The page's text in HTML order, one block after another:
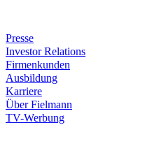
Presse
Investor Relations
Firmenkunden
Ausbildung
Karriere
Über Fielmann
TV-Werbung